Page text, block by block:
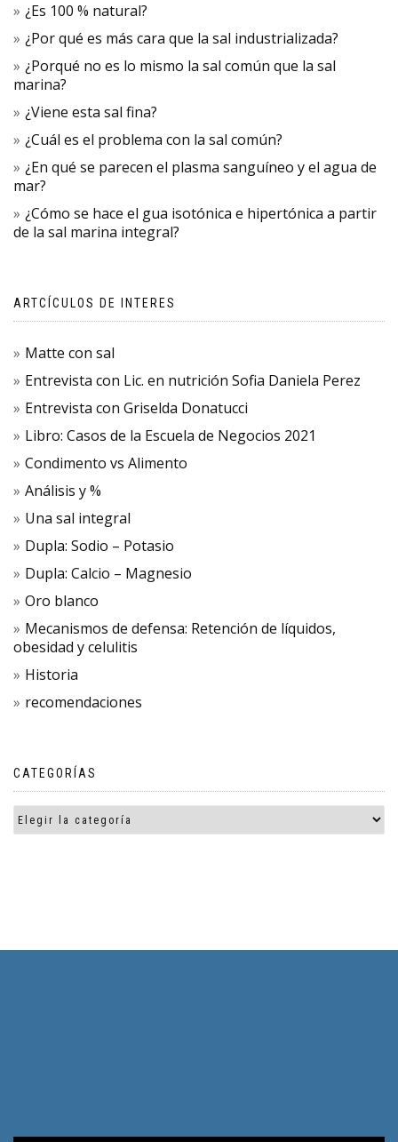
¿Es 100 % natural?
¿Por qué es más cara que la sal industrializada?
¿Porqué no es lo mismo la sal común que la sal
marina?
¿Viene esta sal fina?
¿Cuál es el problema con la sal común?
¿En qué se parecen el plasma sanguíneo y el agua de
mar?
¿Cómo se hace el gua isotónica e hipertónica a partir
de la sal marina integral?
ARTCÍCULOS DE INTERES
Matte con sal
Entrevista con Lic. en nutrición Sofia Daniela Perez
Entrevista con Griselda Donatucci
Libro: Casos de la Escuela de Negocios 2021
Condimento vs Alimento
Análisis y %
Una sal integral
Dupla: Sodio – Potasio
Dupla: Calcio – Magnesio
Oro blanco
Mecanismos de defensa: Retención de líquidos,
obesidad y celulitis
Historia
recomendaciones
CATEGORÍAS